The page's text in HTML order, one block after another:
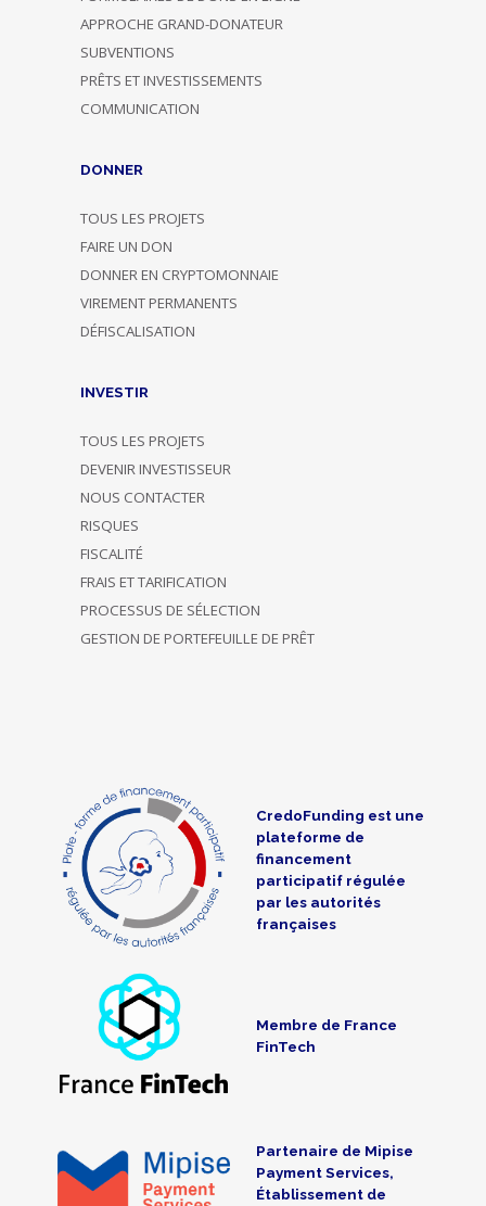
APPROCHE GRAND-DONATEUR
SUBVENTIONS
PRÊTS ET INVESTISSEMENTS
COMMUNICATION
DONNER
TOUS LES PROJETS
FAIRE UN DON
DONNER EN CRYPTOMONNAIE
VIREMENT PERMANENTS
DÉFISCALISATION
INVESTIR
TOUS LES PROJETS
DEVENIR INVESTISSEUR
NOUS CONTACTER
RISQUES
FISCALITÉ
FRAIS ET TARIFICATION
PROCESSUS DE SÉLECTION
GESTION DE PORTEFEUILLE DE PRÊT
CredoFunding est une
plateforme de
financement
participatif régulée
par les autorités
françaises
Membre de France
FinTech
Partenaire de Mipise
Payment Services,
Établissement de